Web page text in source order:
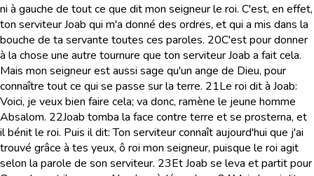
ni à gauche de tout ce que dit mon seigneur le roi. C'est, en effet,
ton serviteur Joab qui m'a donné des ordres, et qui a mis dans la
bouche de ta servante toutes ces paroles. 20C'est pour donner
à la chose une autre tournure que ton serviteur Joab a fait cela.
Mais mon seigneur est aussi sage qu'un ange de Dieu, pour
connaître tout ce qui se passe sur la terre. 21Le roi dit à Joab:
Voici, je veux bien faire cela; va donc, ramène le jeune homme
Absalom. 22Joab tomba la face contre terre et se prosterna, et
il bénit le roi. Puis il dit: Ton serviteur connaît aujourd'hui que j'ai
trouvé grâce à tes yeux, ô roi mon seigneur, puisque le roi agit
selon la parole de son serviteur. 23Et Joab se leva et partit pour